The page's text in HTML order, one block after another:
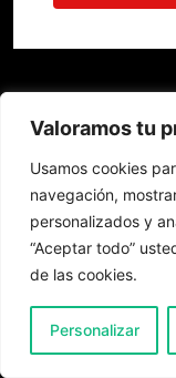
Valoramos tu
Usamos cookies
navegación,
personalizados y
“Aceptar todo”
de las cookies.
Personalizar